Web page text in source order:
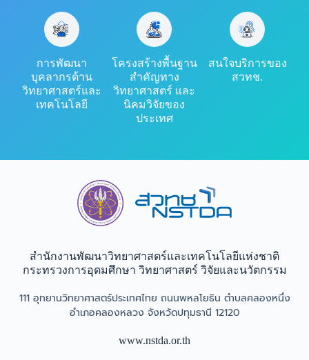
การพัฒนา
บุคลากรด้าน
วิทยาศาสตร์และ
เทคโนโลยี
โครงสร้างพื้นฐาน
สำคัญทาง
วิทยาศาสตร์ และ
นิคมวิจัยของ
ประเทศ
สนใจบริการของ
สวทช.
สำนักงานพัฒนาวิทยาศาสตร์และเทคโนโลยีแห่งชาติ​
กระทรวงการอุดมศึกษา วิทยาศาสตร์ วิจัยและนวัตกรรม
111 อุทยานวิทยาศาสตร์ประเทศไทย ถนนพหลโยธิน ตำบลคลองหนึ่ง
อำเภอคลองหลวง จังหวัดปทุมธานี 12120
www.nstda.or.th